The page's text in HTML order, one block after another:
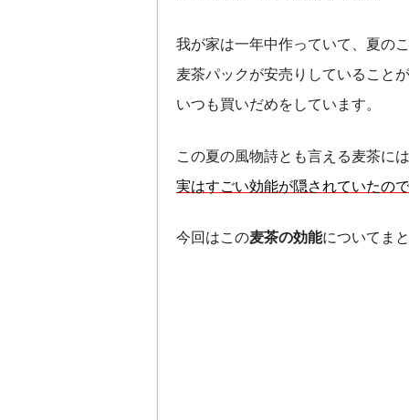
我が家は一年中作っていて、夏の
麦茶パックが安売りしていることが
いつも買いだめをしています。
この夏の風物詩とも言える麦茶には
実はすごい効能が隠されていたの
今回はこの麦茶の効能についてま